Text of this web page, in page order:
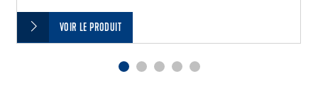
VOIR LE PRODUIT